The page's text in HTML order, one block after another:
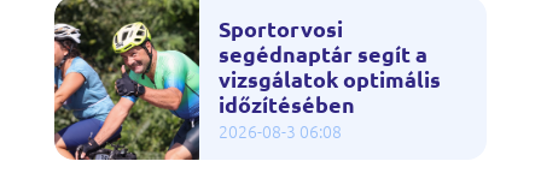
Sportorvosi
segédnaptár segít a
vizsgálatok optimális
időzítésében
2026-08-3 06:08